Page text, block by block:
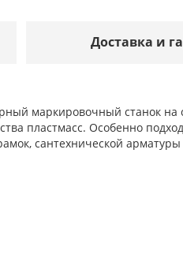
Доставка и
маркировочный станок на
пластмасс. Особенно
сантехнической